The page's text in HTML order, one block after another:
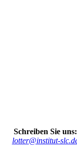
Schreiben Sie uns:
lotter@institut-